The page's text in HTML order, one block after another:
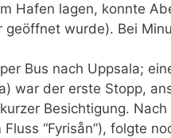
Hafen lagen, konnte
geöffnet wurde). Bei
Bus nach Uppsala;
war der erste Stopp,
Besichtigung.
“Fyrisån”), folgte